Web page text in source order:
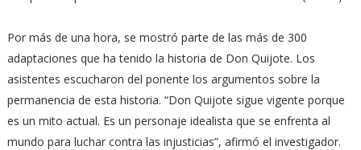
Por más de una hora, se mostró parte de las más de 300
adaptaciones que ha tenido la historia de Don Quijote. Los
asistentes escucharon del ponente los argumentos sobre la
permanencia de esta historia. “Don Quijote sigue vigente porque
es un mito actual. Es un personaje idealista que se enfrenta al
mundo para luchar contra las injusticias”, afirmó el investigador.